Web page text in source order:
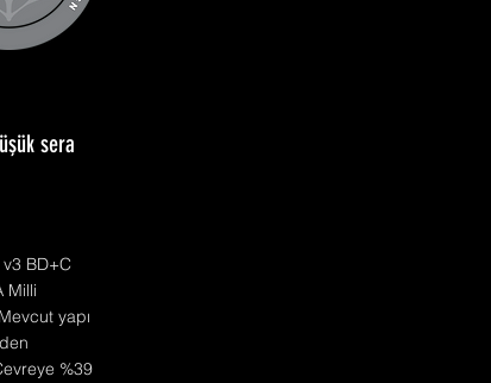
sera
BD+C
Milli
yapı
%39